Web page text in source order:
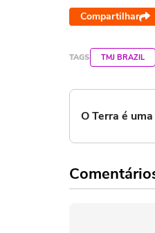
Compartilhar
TAGS TMJ BRAZIL
O Terra é